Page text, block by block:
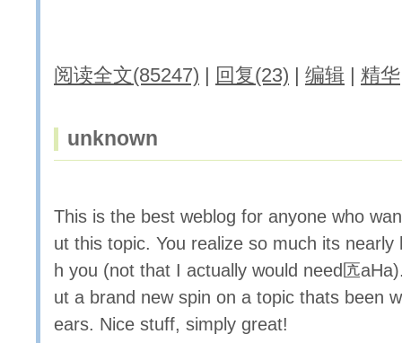
阅读全文(85247) 回复(23) 编辑 精华
unknown
This is the best weblog for anyone who
ut this topic. You realize so much its nearly
h you (not that I actually would need匟
ut a brand new spin on a topic thats been
ears. Nice stuff, simply great!